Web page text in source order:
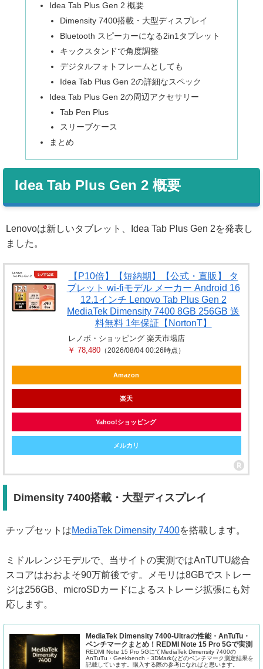
Idea Tab Plus Gen 2 概要
Dimensity 7400搭載・大型ディスプレイ
Bluetooth スピーカーになる2in1タブレット
キックスタンドで角度調整
デジタルフォトフレームとしても
Idea Tab Plus Gen 2の詳細なスペック
Idea Tab Plus Gen 2の周辺アクセサリー
Tab Pen Plus
スリーブケース
まとめ
Idea Tab Plus Gen 2 概要
Lenovoは新しいタブレット、Idea Tab Plus Gen 2を発表し
ました。
【P10倍】【短納期】【公式・直販】 タ
ブレット wi-fiモデル メーカー Android 16
12.1インチ Lenovo Tab Plus Gen 2
MediaTek Dimensity 7400 8GB 256GB 送
料無料 1年保証【NortonT】
レノボ・ショッピング 楽天市場店
￥ 78,480 （2026/08/04 00:26時点）
Amazon
楽天
Yahoo!ショッピング
メルカリ
Dimensity 7400搭載・大型ディスプレイ
チップセットはMediaTek Dimensity 7400を搭載します。
ミドルレンジモデルで、当サイトの実測ではAnTUTU総合
スコアはおおよそ90万前後です。メモリは8GBでストレー
ジは256GB、microSDカードによるストレージ拡張にも対
応します。
MediaTek Dimensity 7400-Ultraの性能・AnTuTu・
ベンチマークまとめ！REDMI Note 15 Pro 5Gで実測
REDMI Note 15 Pro 5GにてMediaTek Dimensity 7400の
AnTuTu・Geekbench・3DMarkなどのベンチマーク測定結果を
記載しています。購入する際の参考になればと思います。